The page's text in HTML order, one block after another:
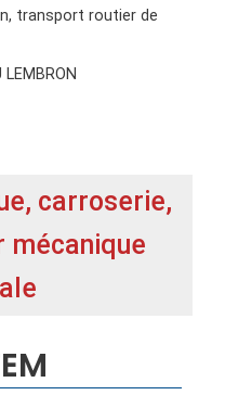
transport routier de
carroserie,
mécanique